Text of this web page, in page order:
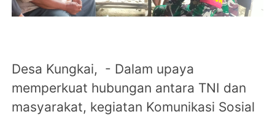
Desa Kungkai, - Dalam upaya
memperkuat hubungan antara TNI dan
masyarakat, kegiatan Komunikasi Sosial